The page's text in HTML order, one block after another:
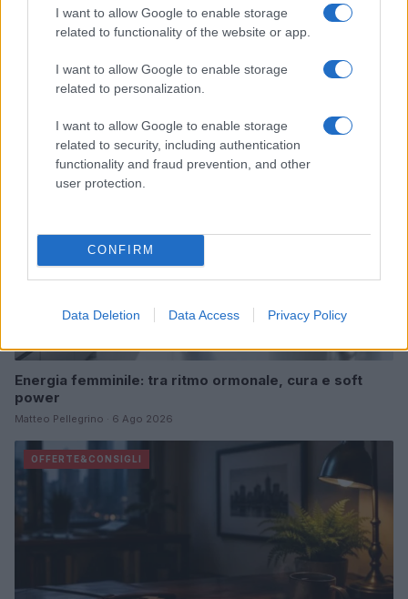
I want to allow Google to enable storage
related to functionality of the website or app.
I want to allow Google to enable storage
related to personalization.
I want to allow Google to enable storage
related to security, including authentication
functionality and fraud prevention, and other
user protection.
CONFIRM
Data Deletion Data Access Privacy Policy
consigli di Niky Epi di Aldo Coppola
Cristian Castiglioni · 6 Ago 2026
BENESSERE
Energia femminile: tra ritmo ormonale, cura e soft
power
Matteo Pellegrino · 6 Ago 2026
OFFERTE&CONSIGLI